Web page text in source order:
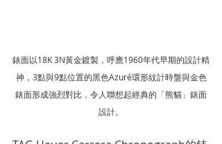
錶面以18K 3N黃金鍍製，呼應1960年代早期的設計精
神，3點與9點位置的黑色Azuré環形紋計時盤與金色
錶面形成強烈對比，令人聯想起經典的「熊貓」錶面
設計。